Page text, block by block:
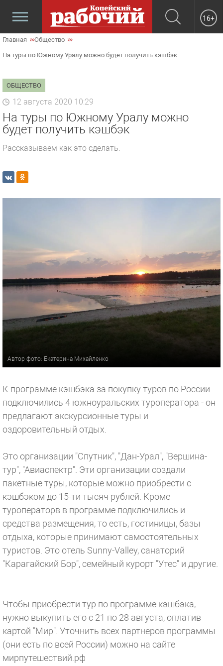
16+
Главная Общество
На туры по Южному Уралу можно будет получить кэшбэк
ОБЩЕСТВО
12 августа 2020 10:29
На туры по Южному Уралу можно
будет получить кэшбэк
Рассказываем как это сделать.
Автор фото: Екатерина Михайленко
К программе кэшбэка за покупку туров по России
подключились 4 южноуральских туроператора - он
предлагают экскурсионные туры и
оздоровительный отдых.
Это организации "Спутник", "Дан-Урал", "Вершина-
тур", "Авиаспектр". Эти организации создали
пакетные туры, которые можно приобрести с
кэшбэком до 15-ти тысяч рублей. Кроме
туроператорв в программе подключились и
средства размещения, то есть, гостиницы, базы
отдыха, которые принимают самостоятельных
туристов. Это отель Sunny-Valley, санаторий
"Карагайский Бор", семейный курорт "Утес" и другие.
Чтобы приобрести тур по программе кэшбэка,
нужно выкупить его с 21 по 28 августа, оплатив
картой "Мир". Уточнить всех партнеров программы
(они есть по всей России) можно на сайте
мирпутешествий.рф